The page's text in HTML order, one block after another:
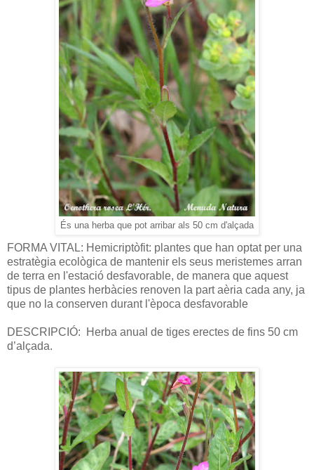
És una herba que pot arribar als 50 cm d'alçada
FORMA VITAL: Hemicriptòfit: plantes que han optat per una
estratègia ecològica de mantenir els seus meristemes arran
de terra en l'estació desfavorable, de manera que aquest
tipus de plantes herbàcies renoven la part aèria cada any, ja
que no la conserven durant l'època desfavorable
DESCRIPCIÓ:
Herba anual de tiges erectes de fins 50 cm
d’alçada.